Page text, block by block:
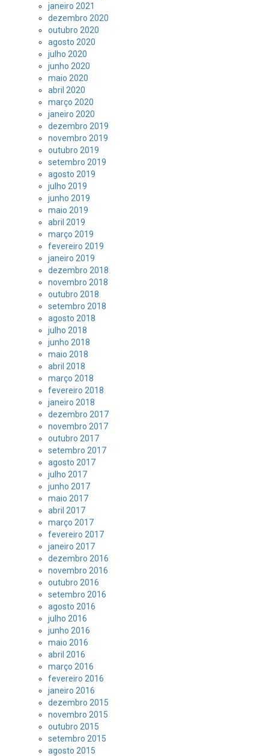
janeiro 2021
dezembro 2020
outubro 2020
agosto 2020
julho 2020
junho 2020
maio 2020
abril 2020
março 2020
janeiro 2020
dezembro 2019
novembro 2019
outubro 2019
setembro 2019
agosto 2019
julho 2019
junho 2019
maio 2019
abril 2019
março 2019
fevereiro 2019
janeiro 2019
dezembro 2018
novembro 2018
outubro 2018
setembro 2018
agosto 2018
julho 2018
junho 2018
maio 2018
abril 2018
março 2018
fevereiro 2018
janeiro 2018
dezembro 2017
novembro 2017
outubro 2017
setembro 2017
agosto 2017
julho 2017
junho 2017
maio 2017
abril 2017
março 2017
fevereiro 2017
janeiro 2017
dezembro 2016
novembro 2016
outubro 2016
setembro 2016
agosto 2016
julho 2016
junho 2016
maio 2016
abril 2016
março 2016
fevereiro 2016
janeiro 2016
dezembro 2015
novembro 2015
outubro 2015
setembro 2015
agosto 2015